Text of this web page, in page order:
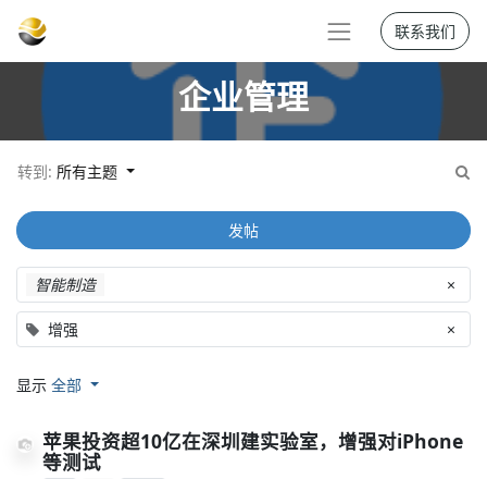
联系我们
企业管理
转到: 所有主题
智能制造 ×
增强 ×
发帖
显示 全部
苹果投资超10亿在深圳建实验室，增强对iPhone
等测试